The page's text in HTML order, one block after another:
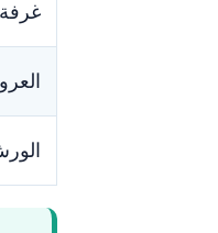
غرفة